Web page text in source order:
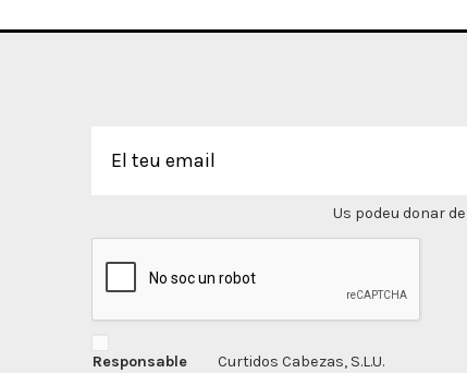
Us podeu donar
Responsable
Curtidos Cabezas, S.L.U.